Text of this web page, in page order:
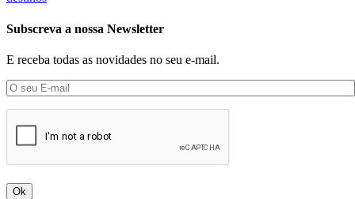
Subscreva a nossa Newsletter
E receba todas as novidades no seu e-mail.
Ok